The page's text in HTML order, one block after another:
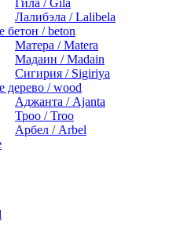
Гила / Gila
Лалибэла / Lalibela
бетон / beton
Матера / Matera
Мадаин / Madain
Сигирия / Sigiriya
дерево / wood
Аджанта / Ajanta
Троо / Troo
Арбел / Arbel